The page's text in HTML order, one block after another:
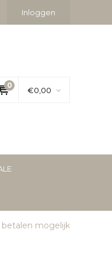
Inloggen
0
€0,00
mogelijk